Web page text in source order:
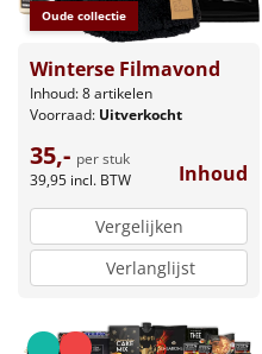
Oude collectie
Winterse Filmavond
Inhoud: 8 artikelen
Voorraad: Uitverkocht
35,- per stuk
39,95 incl. BTW Inhoud
Vergelijken
Verlanglijst